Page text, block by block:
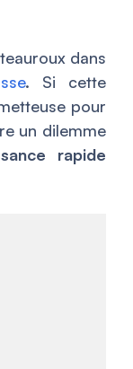
dans
. Si cette
pour
un dilemme
rapide